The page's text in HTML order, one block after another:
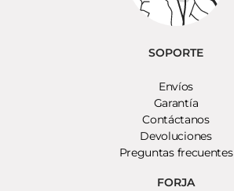
SOPORTE
Envíos
Garantía
Contáctanos
Devoluciones
Preguntas frecuentes
FORJA